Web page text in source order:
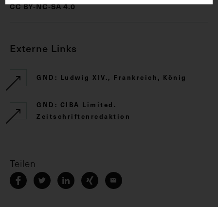
CC BY-NC-SA 4.0
Externe Links
GND: Ludwig XIV., Frankreich, König
GND: CIBA Limited.
Zeitschriftenredaktion
Teilen